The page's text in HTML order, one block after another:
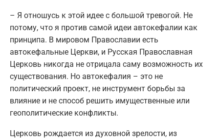
– Я отношусь к этой идее с большой тревогой. Не
потому, что я против самой идеи автокефалии как
принципа. В мировом Православии есть
автокефальные Церкви, и Русская Православная
Церковь никогда не отрицала саму возможность их
существования. Но автокефалия – это не
политический проект, не инструмент борьбы за
влияние и не способ решить имущественные или
геополитические конфликты.
Церковь рождается из духовной зрелости, из